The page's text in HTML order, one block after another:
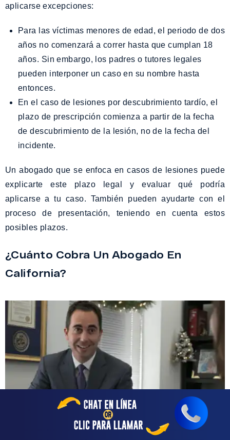
aplicarse excepciones:
Para las víctimas menores de edad, el periodo de dos
años no comenzará a correr hasta que cumplan 18
años. Sin embargo, los padres o tutores legales
pueden interponer un caso en su nombre hasta
entonces.
En el caso de lesiones por descubrimiento tardío, el
plazo de prescripción comienza a partir de la fecha
de descubrimiento de la lesión, no de la fecha del
incidente.
Un abogado que se enfoca en casos de lesiones puede
explicarte este plazo legal y evaluar qué podría
aplicarse a tu caso. También pueden ayudarte con el
proceso de presentación, teniendo en cuenta estos
posibles plazos.
¿Cuánto Cobra Un Abogado En
California?